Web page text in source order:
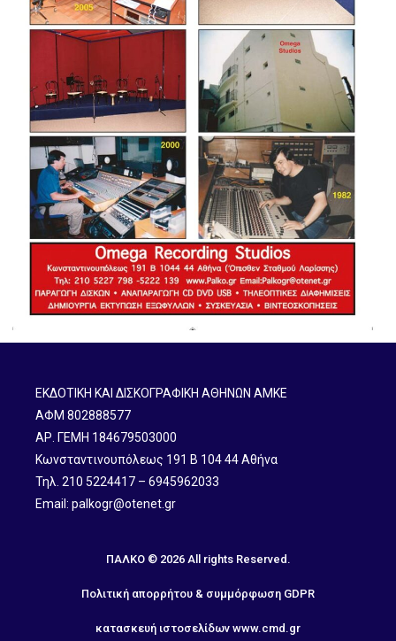
ΕΚΔΟΤΙΚΗ ΚΑΙ ΔΙΣΚΟΓΡΑΦΙΚΗ ΑΘΗΝΩΝ ΑΜΚΕ
ΑΦΜ 802888577
ΑΡ. ΓΕΜΗ 184679503000
Κωνσταντινουπόλεως 191 B 104 44 Αθήνα
Τηλ. 210 5224417 – 6945962033
Email: palkogr@otenet.gr
ΠΑΛΚΟ © 2026 All rights Reserved.
Πολιτική απορρήτου & συμμόρφωση GDPR
κατασκευή ιστοσελίδων www.cmd.gr